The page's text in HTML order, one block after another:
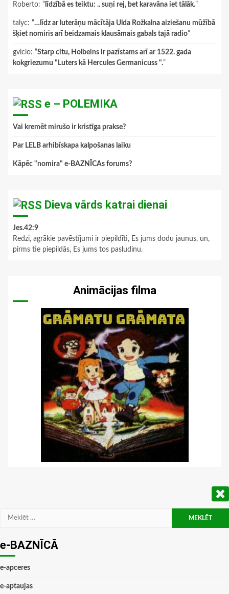
Roberto: “ līdzībā es teiktu: .. suņi rej, bet karavāna iet tālāk.”
talyc: “…līdz ar luterāņu mācītāja Ulda Rožkalna aiziešanu mūžībā
šķiet nomiris arī beidzamais klausāmais gabals tajā radio”
gviclo: “Starp citu, Holbeins ir pazīstams arī ar 1522. gada
kokgriezumu "Luters kā Hercules Germanicuss ".”
e – POLEMIKA
Vai kremēt mirušo ir kristīga prakse?
Par LELB arhibīskapa kalpošanas laiku
Kāpēc "nomira" e-BAZNĪCAs forums?
Dieva vārds katrai dienai
Jes.42:9
Redzi, agrākie pavēstījumi ir piepildīti, Es jums dodu jaunus, un,
pirms tie piepildās, Es jums tos pasludinu.
Animācijas filma
Meklēt:
e-BAZNĪCĀ
e-apceres
e-aptaujas